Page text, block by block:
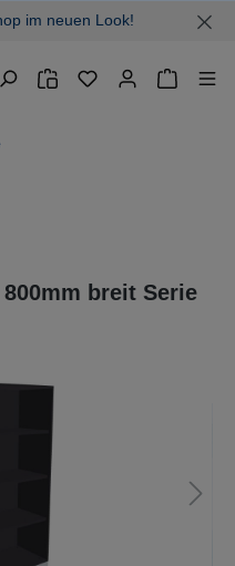
im neuen Look!
breit Serie